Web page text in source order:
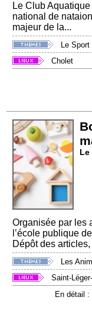
Le Club
national de
majeur de la...
Le Sport
Cholet
Organisée par les
l’école publique
Dépôt des
Les
Saint-
En détail :